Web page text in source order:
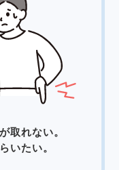
取れない。
いたい。